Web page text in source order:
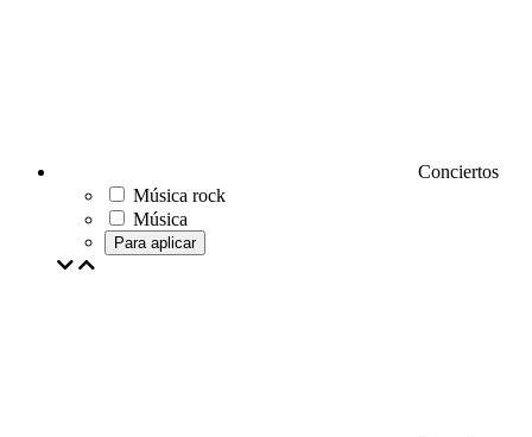
Conciertos
Música rock
Música
Para aplicar